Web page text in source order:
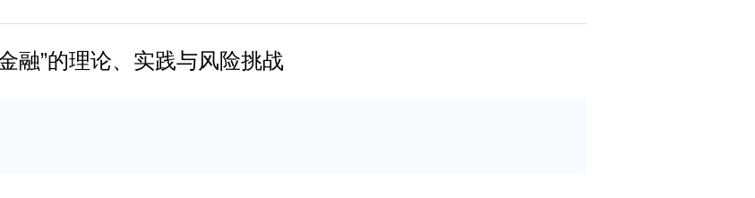
融”的理论、实践与风险挑战